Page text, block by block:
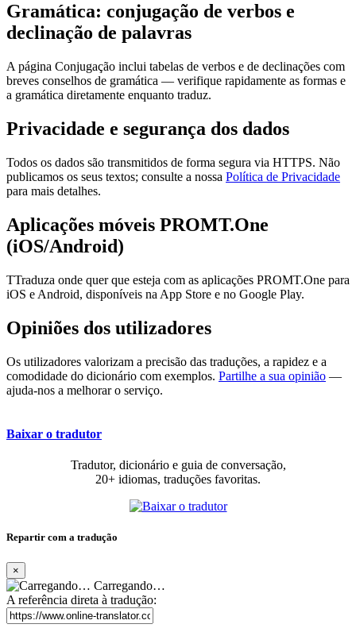
Gramática: conjugação de verbos e
declinação de palavras
A página Conjugação inclui tabelas de verbos e de declinações com
breves conselhos de gramática — verifique rapidamente as formas e
a gramática diretamente enquanto traduz.
Privacidade e segurança dos dados
Todos os dados são transmitidos de forma segura via HTTPS. Não
publicamos os seus textos; consulte a nossa Política de Privacidade
para mais detalhes.
Aplicações móveis PROMT.One
(iOS/Android)
TTraduza onde quer que esteja com as aplicações PROMT.One para
iOS e Android, disponíveis na App Store e no Google Play.
Opiniões dos utilizadores
Os utilizadores valorizam a precisão das traduções, a rapidez e a
comodidade do dicionário com exemplos. Partilhe a sua opinião —
ajuda-nos a melhorar o serviço.
Baixar o tradutor
Tradutor, dicionário e guia de conversação,
20+ idiomas, traduções favoritas.
Repartir com a tradução
×
Carregando…
A referência direta à tradução: